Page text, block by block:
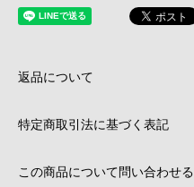
返品について
特定商取引法に基づく表記
この商品について問い合わせる